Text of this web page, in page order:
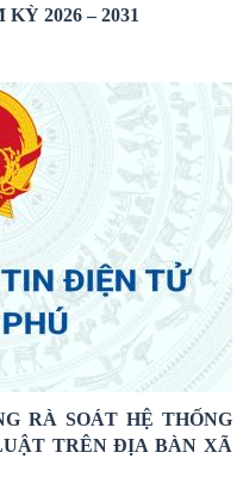
2026 – 2031
RÀ SOÁT HỆ THỐNG
TRÊN ĐỊA BÀN XÃ